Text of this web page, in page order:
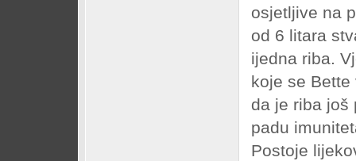
osjetljive na
od 6 litara
ijedna riba.
koje se
da je riba još
padu
Postoje